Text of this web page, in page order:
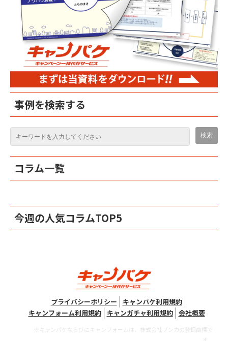
事例を検索する
コラム一覧
今週の人気コラムTOP5
プライバシーポリシー
キャンパケ利用規約
キャンフォーム利用規約
キャンガチャ利用規約 会社概要
※キャンパケならびにキャンフォームは、株式会社ブンカの登録商標で